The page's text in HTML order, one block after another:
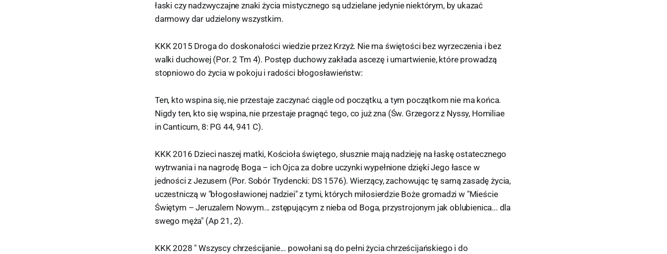
łaski czy nadzwyczajne znaki życia mistycznego są udzielane jedynie niektórym, by ukazać
darmowy dar udzielony wszystkim.
KKK 2015 Droga do doskonałości wiedzie przez Krzyż. Nie ma świętości bez wyrzeczenia i bez
walki duchowej (Por. 2 Tm 4). Postęp duchowy zakłada ascezę i umartwienie, które prowadzą
stopniowo do życia w pokoju i radości błogosławieństw:
Ten, kto wspina się, nie przestaje zaczynać ciągle od początku, a tym początkom nie ma końca.
Nigdy ten, kto się wspina, nie przestaje pragnąć tego, co już zna (Św. Grzegorz z Nyssy, Homiliae
in Canticum, 8: PG 44, 941 C).
KKK 2016 Dzieci naszej matki, Kościoła świętego, słusznie mają nadzieję na łaskę ostatecznego
wytrwania i na nagrodę Boga – ich Ojca za dobre uczynki wypełnione dzięki Jego łasce w
jedności z Jezusem (Por. Sobór Trydencki: DS 1576). Wierzący, zachowując tę samą zasadę życia,
uczestniczą w "błogosławionej nadziei" z tymi, których miłosierdzie Boże gromadzi w "Mieście
Świętym – Jeruzalem Nowym... zstępującym z nieba od Boga, przystrojonym jak oblubienica... dla
swego męża" (Ap 21, 2).
KKK 2028 " Wszyscy chrześcijanie... powołani są do pełni życia chrześcijańskiego i do